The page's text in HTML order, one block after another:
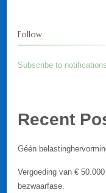
Follow
Subscribe to notifications
Recent
Géén
Vergoeding van €
bezwaarfase.